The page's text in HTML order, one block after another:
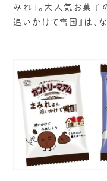
みれ」。大人気お菓子
追いかけて雪国』は、